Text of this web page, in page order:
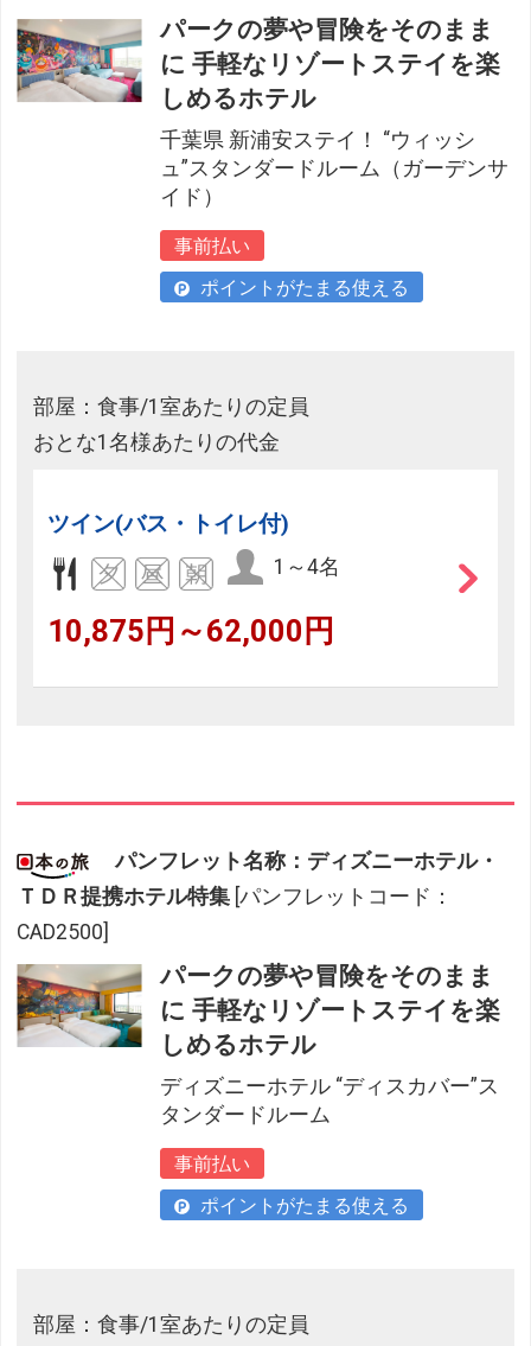
パークの夢や冒険をそのまま
に 手軽なリゾートステイを楽
しめるホテル
千葉県 新浦安ステイ！ “ウィッシ
ュ”スタンダードルーム（ガーデンサ
イド）
事前払い
ポイントがたまる使える
部屋：食事/1室あたりの定員
おとな1名様あたりの代金
ツイン(バス・トイレ付)
1～4名
10,875円～62,000円
パンフレット名称：ディズニーホテル・
ＴＤＲ提携ホテル特集 [パンフレットコード：
CAD2500]
パークの夢や冒険をそのまま
に 手軽なリゾートステイを楽
しめるホテル
ディズニーホテル “ディスカバー”ス
タンダードルーム
事前払い
ポイントがたまる使える
部屋：食事/1室あたりの定員